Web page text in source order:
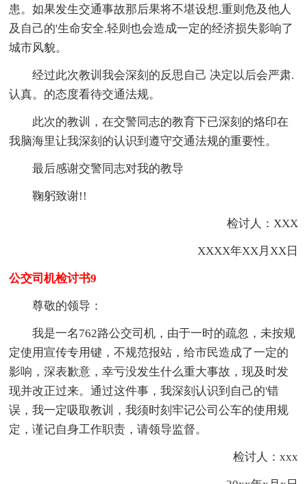
患。如果发生交通事故那后果将不堪设想.重则危及他人
及自己的'生命安全.轻则也会造成一定的经济损失影响了
城市风貌。
经过此次教训我会深刻的反思自己 决定以后会严肃.
认真。的态度看待交通法规。
此次的教训，在交警同志的教育下已深刻的烙印在
我脑海里让我深刻的认识到遵守交通法规的重要性。
最后感谢交警同志对我的教导
鞠躬致谢!!
检讨人：XXX
XXXX年XX月XX日
公交司机检讨书9
尊敬的领导：
我是一名762路公交司机，由于一时的疏忽，未按规
定使用宣传专用键，不规范报站，给市民造成了一定的
影响，深表歉意，幸亏没发生什么重大事故，现及时发
现并改正过来。通过这件事，我深刻认识到自己的'错
误，我一定吸取教训，我须时刻牢记公司公车的使用规
定，谨记自身工作职责，请领导监督。
检讨人：xxx